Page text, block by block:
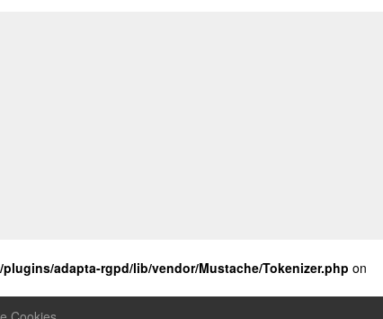
adapta-rgpd/lib/vendor/Mustache/Tokenizer.php on